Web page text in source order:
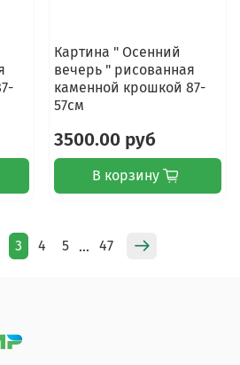
Картина " Осенний
вечерь " рисованная
каменной крошкой 87-
57см
3500.00 руб
В корзину
3 4 5 … 47